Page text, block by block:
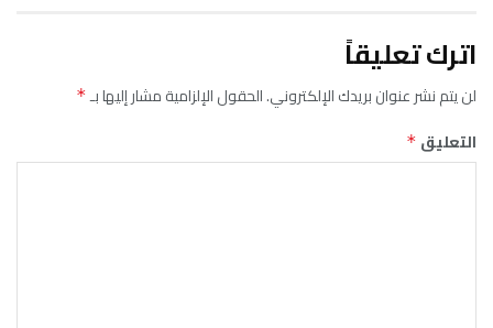
اترك تعليقاً
لن يتم نشر عنوان بريدك الإلكتروني.الحقول الإلزامية مشار إليها بـ*
التعليق *